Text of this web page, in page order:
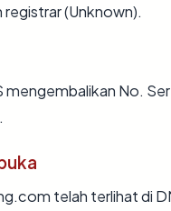
(Unknown).
mengembalikan No.
telah terlihat di